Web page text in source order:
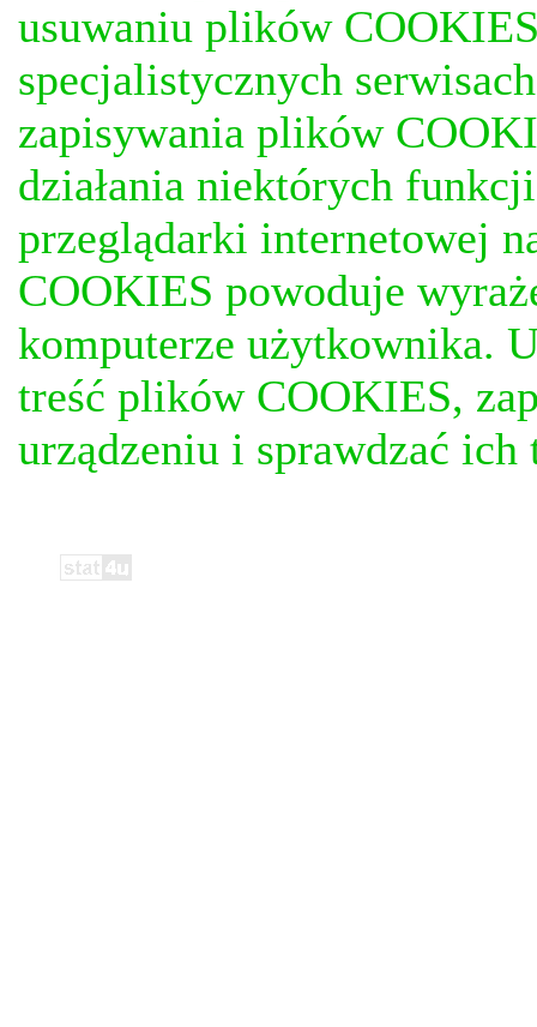
usuwaniu plików
specjalistycznych
zapisywania plików
działania niektórych
przeglądarki internetowej
COOKIES powoduje
komputerze użytkownika.
treść plików COOKIES,
urządzeniu i sprawdzać ich